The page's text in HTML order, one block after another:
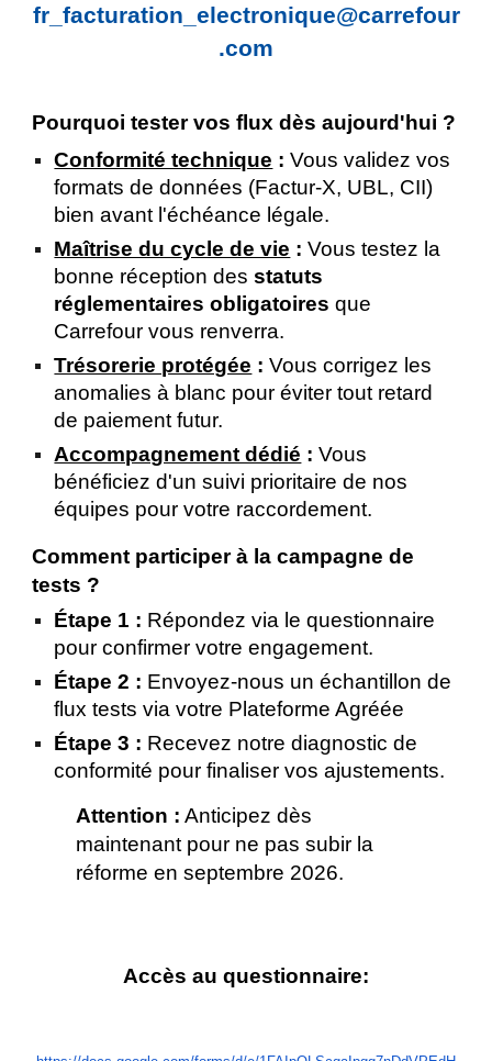
fr_facturation_electronique@carrefour
.com
Pourquoi tester vos flux dès aujourd'hui ?
Conformité technique : Vous validez vos
formats de données (Factur-X, UBL, CII)
bien avant l'échéance légale.
Maîtrise du cycle de vie : Vous testez la
bonne réception desstatuts
réglementaires obligatoires que
Carrefour vous renverra.
Trésorerie protégée : Vous corrigez les
anomalies à blanc pour éviter tout retard
de paiement futur.
Accompagnement dédié : Vous
bénéficiez d'un suivi prioritaire de nos
équipes pour votre raccordement.
Comment participer à la campagne de
tests ?
Étape 1 : Répondez via le questionnaire
pour confirmer votre engagement.
Étape 2 : Envoyez-nous un échantillon de
flux tests via votre Plateforme Agréée
Étape 3 : Recevez notre diagnostic de
conformité pour finaliser vos ajustements.
Attention : Anticipez dès
maintenant pour ne pas subir la
réforme en septembre 2026.
Accès au questionnaire: